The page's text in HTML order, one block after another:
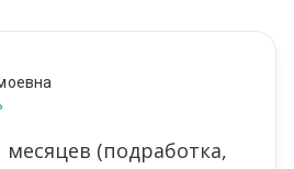
месяцев (подработка,